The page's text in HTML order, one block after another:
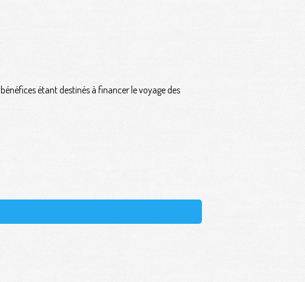
étant destinés à financer le voyage des